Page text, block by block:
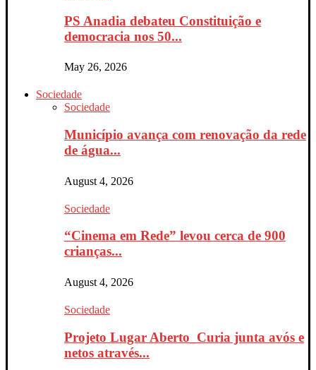
PS Anadia debateu Constituição e
democracia nos 50...
May 26, 2026
Sociedade
Sociedade
Município avança com renovação da rede
de água...
August 4, 2026
Sociedade
“Cinema em Rede” levou cerca de 900
crianças...
August 4, 2026
Sociedade
Projeto Lugar Aberto_Curia junta avós e
netos através...